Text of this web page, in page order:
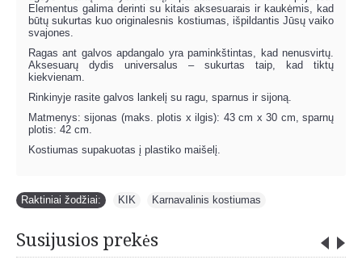
Elementus galima derinti su kitais aksesuarais ir kaukėmis, kad
būtų sukurtas kuo originalesnis kostiumas, išpildantis Jūsų vaiko
svajones.
Ragas ant galvos apdangalo yra paminkštintas, kad nenusvirtų.
Aksesuarų dydis universalus – sukurtas taip, kad tiktų
kiekvienam.
Rinkinyje rasite galvos lankelį su ragu, sparnus ir sijoną.
Matmenys: sijonas (maks. plotis x ilgis): 43 cm x 30 cm, sparnų
plotis: 42 cm.
Kostiumas supakuotas į plastiko maišelį.
Raktiniai žodžiai: KIK Karnavalinis kostiumas
Susijusios prekės